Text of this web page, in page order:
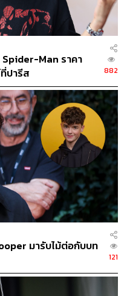
Man ราคา
ปารีส
882
มารับไม้ต่อกับบท
121